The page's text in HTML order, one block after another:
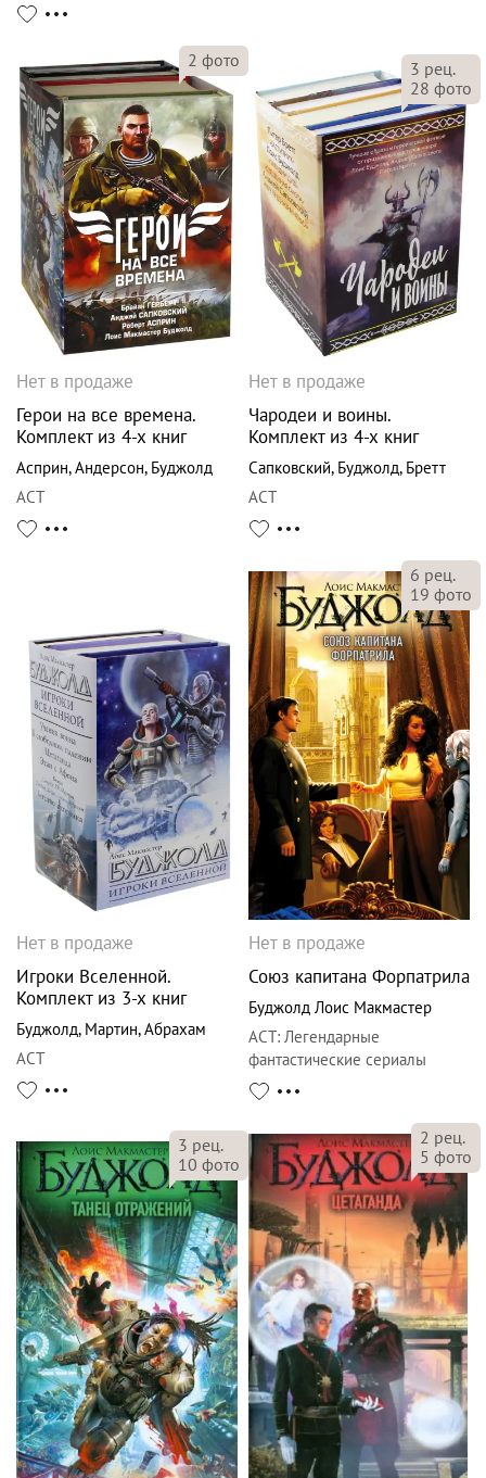
2 фото
Нет в продаже
Герои на все времена.
Комплект из 4-х книг
Асприн,Андерсон, Буджолд
АСТ
3 рец.
28 фото
Нет в продаже
Чародеи и воины.
Комплект из 4-х книг
Сапковский, Буджолд, Бретт
АСТ
Нет в продаже
Игроки Вселенной.
Комплект из 3-х книг
Буджолд, Мартин,Абрахам
АСТ
6 рец.
19 фото
Нет в продаже
Союз капитана Форпатрила
Буджолд Лоис Макмастер
АСТ: Легендарные
фантастические сериалы
3 рец.
10 фото
2 рец.
5 фото